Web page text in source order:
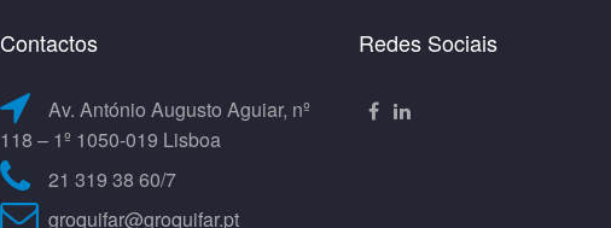
Contactos
Av. António Augusto Aguiar, nº
118 – 1º 1050-019 Lisboa
21 319 38 60/7
groquifar@groquifar.pt
Redes Sociais